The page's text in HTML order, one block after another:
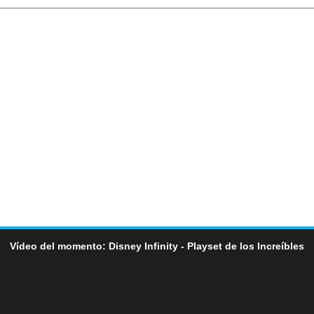
Vídeo del momento: Disney Infinity - Playset de los Increíbles